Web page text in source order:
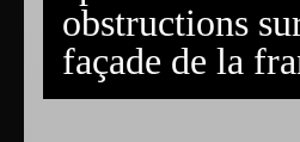
obstructions
façade de la